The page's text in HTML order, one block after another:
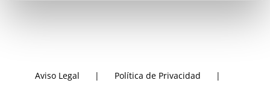
Aviso Legal
Política de Privacidad